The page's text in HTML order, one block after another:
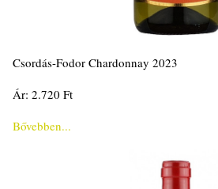
Csordás-Fodor Chardonnay 2023
Ár: 2.720 Ft
Bővebben...